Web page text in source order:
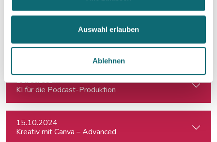
Auswahl erlauben
Ablehnen
Reportagen schreiben – ganz einfach
11.10.2024
KI für die Podcast-Produktion
15.10.2024
Kreativ mit Canva – Advanced